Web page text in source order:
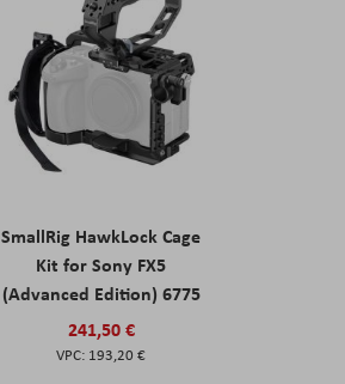
SmallRig HawkLock Cage
Kit for Sony FX5
(Advanced Edition) 6775
241,50 €
193,20 €